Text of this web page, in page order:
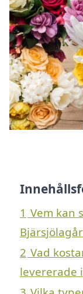
1 Vem kan
2 Vad
levererade